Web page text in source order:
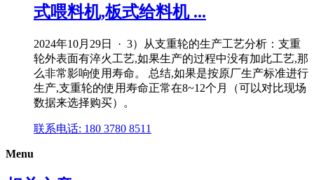
式喂料机,板式给料机 ...
2024年10月29日 · 3）从支重轮的生产工艺分析：支重
轮外表面有淬火工艺,如果生产的过程中没有加此工艺,那
么非常影响使用寿命。 总结,如果是按原厂生产标准进行
生产,支重轮的使用寿命正常在8~12个月（可以对比现场
数据来选择购买）。
联系电话: 180 3780 8511
Menu